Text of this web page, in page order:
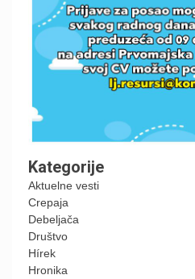
Kategorije
Aktuelne vesti
Crepaja
Debeljača
Društvo
Hírek
Hronika